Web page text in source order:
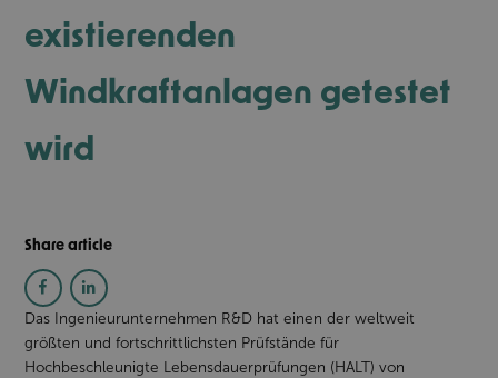
existierenden
Windkraftanlagen getestet
wird
Share article
Das Ingenieurunternehmen R&D hat einen der weltweit
größten und fortschrittlichsten Prüfstände für
Hochbeschleunigte Lebensdauerprüfungen (HALT) von